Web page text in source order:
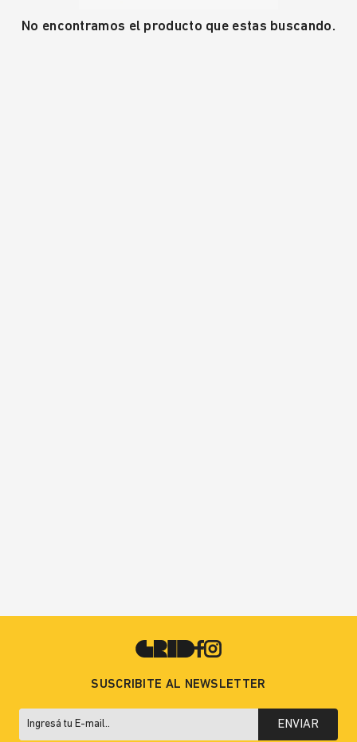
No encontramos el producto que estas buscando.
SUSCRIBITE AL NEWSLETTER
ENVIAR